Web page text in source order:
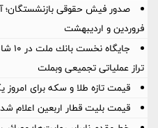
صدور فیش حقوقی
فروردین و اردیبهشت
تراز عملیاتی تجمیعی وبملت
قیمت تازه طلا و سکه برای امروز یکشنبه ۱۱ مرداد
قیمت بلیت قطار اربعین اعلام شد